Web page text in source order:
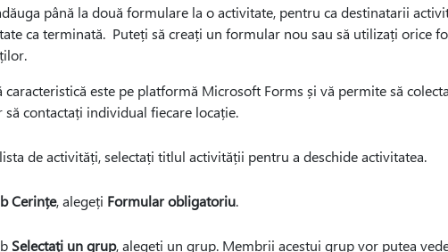
până la două formulare la o activitate, pentru ca destinatarii
ca terminată. Puteți să creați un formular nou sau să utilizați orice
caracteristică este pe platformă Microsoft Forms și vă permite să
să contactați individual fiecare locație.
de activități, selectați titlul activității pentru a deschide activitatea.
Cerințe, alegeți Formular obligatoriu.
Selectați un grup, alegeți un grup. Membrii acestui grup vor putea